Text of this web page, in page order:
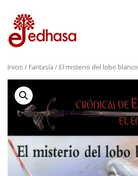
Inicio / Fantasía / El misterio del lobo blanco